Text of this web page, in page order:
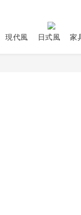
現代風 日式風 家